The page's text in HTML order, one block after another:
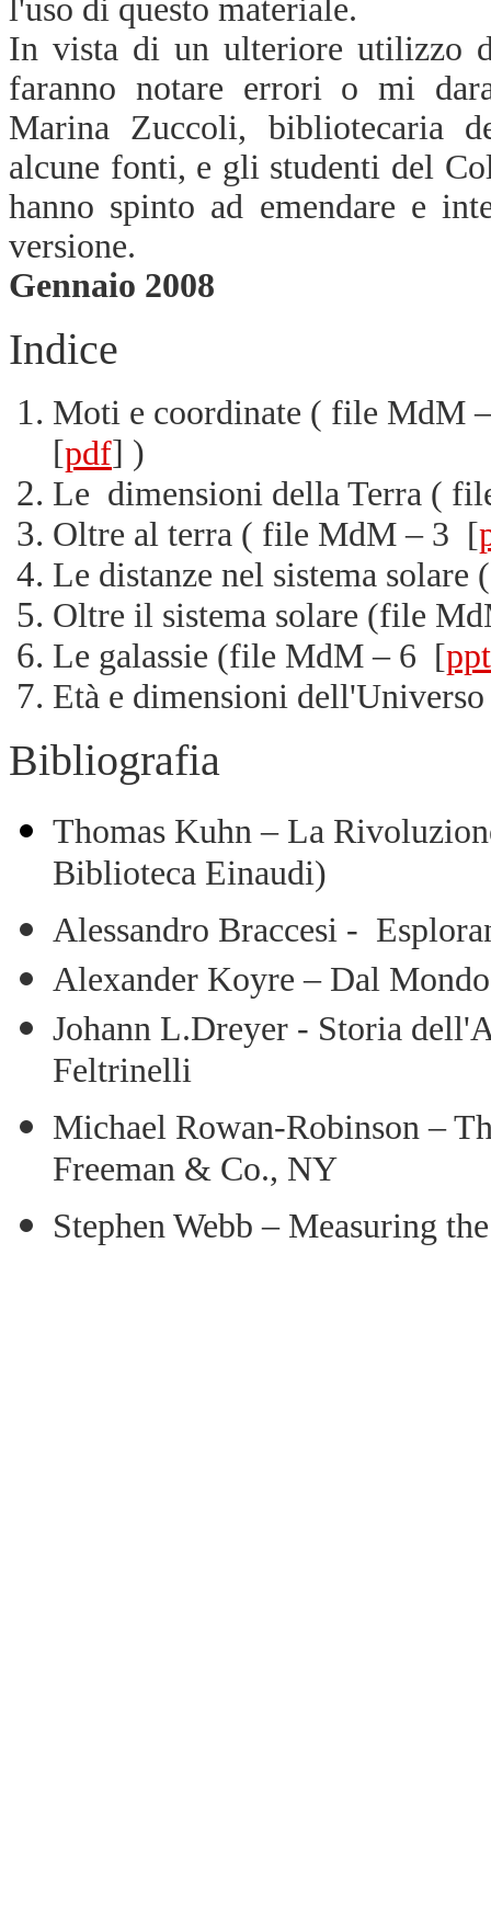
l'uso di questo materiale.
In vista di un ulteriore utilizzo
faranno notare errori o mi
Marina Zuccoli, bibliotecaria
alcune fonti, e gli studenti del
hanno spinto ad emendare e
versione.
Gennaio 2008
Indice
Moti e coordinate ( file MdM
[pdf] )
Le dimensioni della Terra (
Oltre al terra ( file MdM – 3 [
Le distanze nel sistema
Oltre il sistema solare (file
Le galassie (file MdM – 6 [ppt
Età e dimensioni
Bibliografia
Thomas Kuhn – La Rivolu
Biblioteca Einaudi)
Alessandro Braccesi -
Alexander Koyre – Dal
Johann L.Dreyer - Storia
Feltrinelli
Michael Rowan-Robinson –
Freeman & Co., NY
Stephen Webb – Measuring